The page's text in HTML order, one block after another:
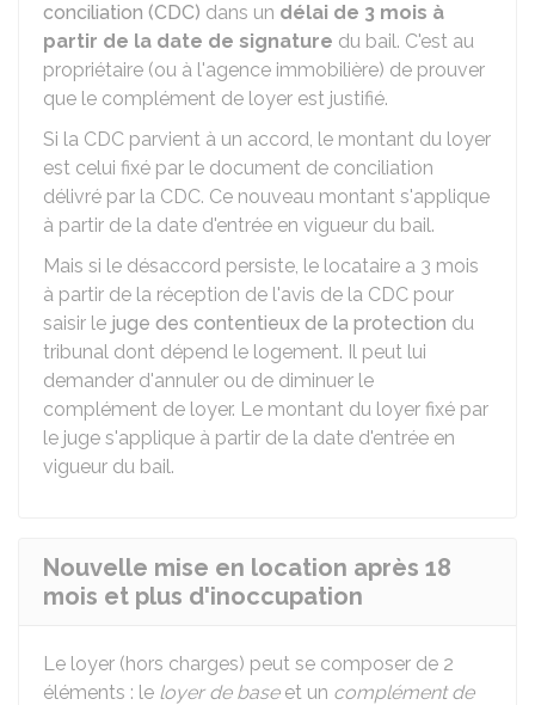
conciliation (CDC) dans un délai de 3 mois à
partir de la date de signature du bail. C'est au
propriétaire (ou à l'agence immobilière) de prouver
que le complément de loyer est justifié.
Si la CDC parvient à un accord, le montant du loyer
est celui fixé par le document de conciliation
délivré par la CDC. Ce nouveau montant s'applique
à partir de la date d'entrée en vigueur du bail.
Mais si le désaccord persiste, le locataire a 3 mois
à partir de la réception de l'avis de la CDC pour
saisir le juge des contentieux de la protection du
tribunal dont dépend le logement. Il peut lui
demander d'annuler ou de diminuer le
complément de loyer. Le montant du loyer fixé par
le juge s'applique à partir de la date d'entrée en
vigueur du bail.
Nouvelle mise en location après 18
mois et plus d'inoccupation
Le loyer (hors charges) peut se composer de 2
éléments : le loyer de baseet un complément de